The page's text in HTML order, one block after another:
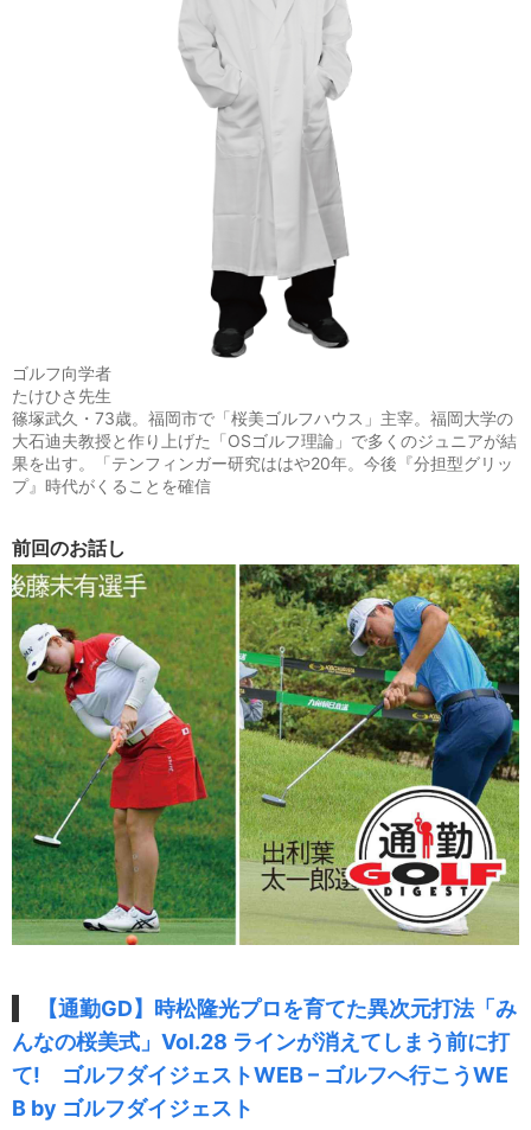
ゴルフ向学者
たけひさ先生
篠塚武久・73歳。福岡市で「桜美ゴルフハウス」主宰。福岡大学の
大石迪夫教授と作り上げた「OSゴルフ理論」で多くのジュニアが結
果を出す。「テンフィンガー研究ははや20年。今後『分担型グリッ
プ』時代がくることを確信
前回のお話し
【通勤GD】時松隆光プロを育てた異次元打法「み
んなの桜美式」Vol.28 ラインが消えてしまう前に打
て! ゴルフダイジェストWEB – ゴルフへ行こうWE
B by ゴルフダイジェスト